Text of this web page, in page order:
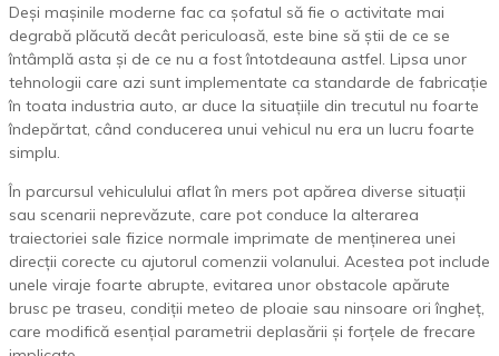
Deși mașinile moderne fac ca șofatul să fie o activitate mai
degrabă plăcută decât periculoasă, este bine să știi de ce se
întâmplă asta și de ce nu a fost întotdeauna astfel. Lipsa unor
tehnologii care azi sunt implementate ca standarde de fabricație
în toata industria auto, ar duce la situațiile din trecutul nu foarte
îndepărtat, când conducerea unui vehicul nu era un lucru foarte
simplu.
În parcursul vehiculului aflat în mers pot apărea diverse situații
sau scenarii neprevăzute, care pot conduce la alterarea
traiectoriei sale fizice normale imprimate de menținerea unei
direcții corecte cu ajutorul comenzii volanului. Acestea pot include
unele viraje foarte abrupte, evitarea unor obstacole apărute
brusc pe traseu, condiții meteo de ploaie sau ninsoare ori îngheț,
care modifică esențial parametrii deplasării și forțele de frecare